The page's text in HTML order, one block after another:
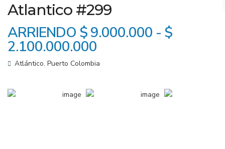
Atlantico #299
ARRIENDO $ 9.000.000 - $
2.100.000.000
Atlántico, Puerto Colombia